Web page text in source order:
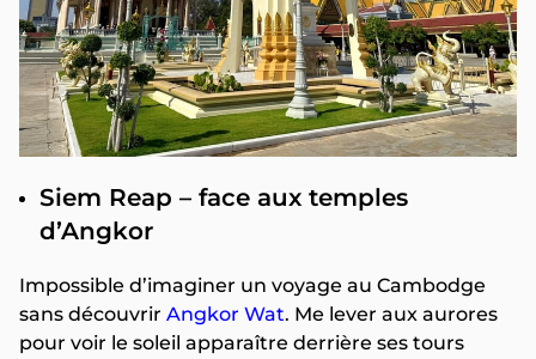
Siem Reap – face aux temples
d’Angkor
Impossible d’imaginer un voyage au Cambodge
sans découvrir Angkor Wat. Me lever aux aurores
pour voir le soleil apparaître derrière ses tours